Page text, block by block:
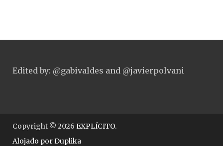
Edited by: @gabivaldes and @javierpolvani
Copyright © 2026 EXPLÍCITO.
Alojado porDuplika